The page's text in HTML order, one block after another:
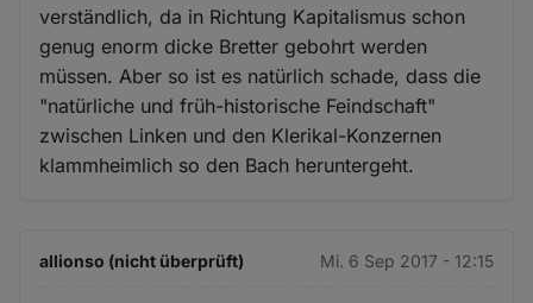
verständlich, da in Richtung Kapitalismus schon
genug enorm dicke Bretter gebohrt werden
müssen. Aber so ist es natürlich schade, dass die
"natürliche und früh-historische Feindschaft"
zwischen Linken und den Klerikal-Konzernen
klammheimlich so den Bach heruntergeht.
allionso (nicht überprüft) Mi. 6 Sep 2017 - 12:15